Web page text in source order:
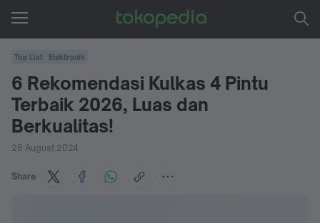
Top List Elektronik
6 Rekomendasi Kulkas 4 Pintu
Terbaik 2026, Luas dan
Berkualitas!
28 August 2024
Share